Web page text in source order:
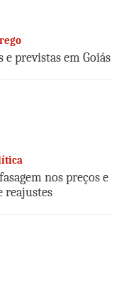
e previstas em Goiás
nos preços e
reajustes